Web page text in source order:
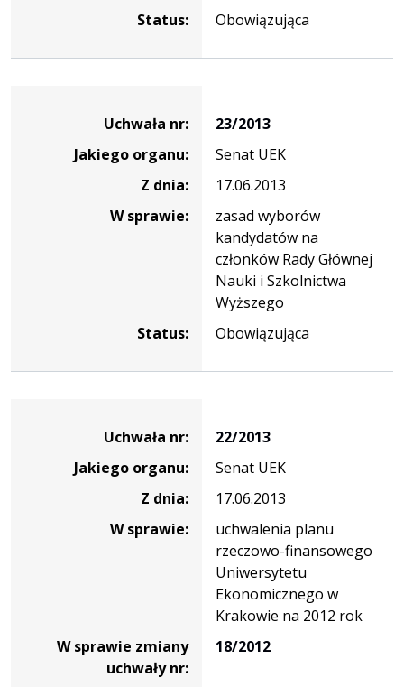
Status:
Obowiązująca
Uchwała nr:
23/2013
Jakiego organu:
Senat UEK
Z dnia:
17.06.2013
W sprawie:
zasad wyborów
kandydatów na
członków Rady Głównej
Nauki i Szkolnictwa
Wyższego
Status:
Obowiązująca
Uchwała nr:
22/2013
Jakiego organu:
Senat UEK
Z dnia:
17.06.2013
W sprawie:
uchwalenia planu
rzeczowo-finansowego
Uniwersytetu
Ekonomicznego w
Krakowie na 2012 rok
W sprawie zmiany
uchwały nr:
18/2012